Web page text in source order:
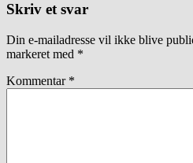
Skriv et svar
Din e-mailadresse vil ikke blive
markeret med *
Kommentar *